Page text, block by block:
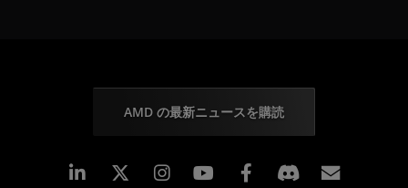
AMD の最新ニュースを購読
Linkedin Instagram Facebook